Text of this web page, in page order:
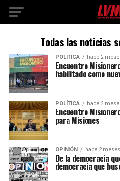
Todas las noticias
POLÍTICA hace 2
Encuentro
habilitado como
POLÍTICA hace 2
Encuentro
para Misiones
OPINIÓN hace 2 meses
De la democracia
democracia que